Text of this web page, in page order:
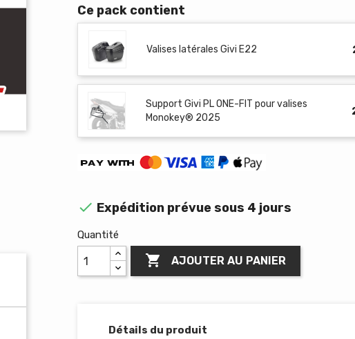
Ce pack contient
Valises latérales Givi E22
Support Givi PL ONE-FIT pour valises
Monokey® 2025
 Expédition prévue sous 4 jours
Quantité
 AJOUTER AU PANIER
Détails du produit